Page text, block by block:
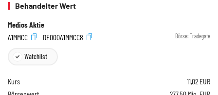
Behandelter Wert
Medios Aktie
A1MMCC
DE000A1MMCC8 Börse: Tradegate
Watchlist
Kurs 11,02 EUR